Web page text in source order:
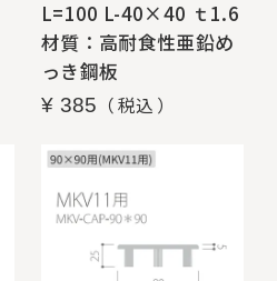
L=100 L-40×40 ｔ1.6
材質：高耐食性亜鉛め
っき鋼板
¥ 385 税込